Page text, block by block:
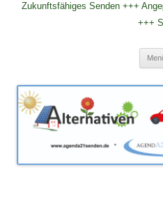
Zukunftsfähiges Senden +++
+++